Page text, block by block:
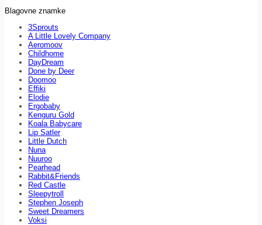
Blagovne znamke
3Sprouts
A Little Lovely Company
Aeromoov
Childhome
DayDream
Done by Deer
Doomoo
Effiki
Elodie
Ergobaby
Kenguru Gold
Koala Babycare
Lip Satler
Little Dutch
Nuna
Nuuroo
Pearhead
Rabbit&Friends
Red Castle
Sleepytroll
Stephen Joseph
Sweet Dreamers
Voksi